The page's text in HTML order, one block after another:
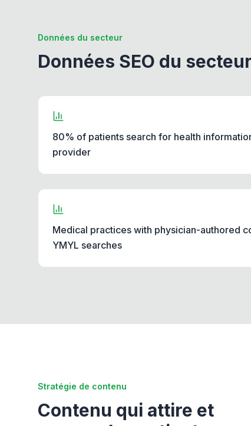
Données du secteur
Données SEO du
80% of patients search for health
provider
Medical practices with physician-authored
YMYL searches
Stratégie de contenu
Contenu qui attire et